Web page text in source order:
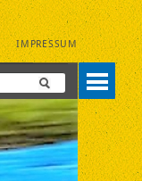
IMPRESSUM